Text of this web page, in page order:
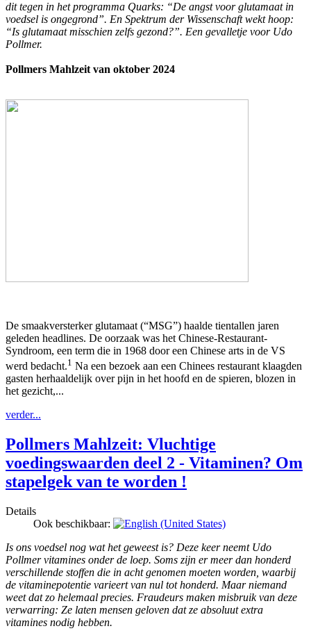
dit tegen in het programma Quarks: “De angst voor glutamaat in
voedsel is ongegrond”. En Spektrum der Wissenschaft wekt hoop:
“Is glutamaat misschien zelfs gezond?”. Een gevalletje voor Udo
Pollmer.
Pollmers Mahlzeit van oktober 2024
De smaakversterker glutamaat (“MSG”) haalde tientallen jaren
geleden headlines. De oorzaak was het Chinese-Restaurant-
Syndroom, een term die in 1968 door een Chinese arts in de VS
werd bedacht.1 Na een bezoek aan een Chinees restaurant klaagden
gasten herhaaldelijk over pijn in het hoofd en de spieren, blozen in
het gezicht,...
verder...
Pollmers Mahlzeit: Vluchtige
voedingswaarden deel 2 - Vitaminen? Om
stapelgek van te worden !
Details
Ook beschikbaar:
Is ons voedsel nog wat het geweest is? Deze keer neemt Udo
Pollmer vitamines onder de loep. Soms zijn er meer dan honderd
verschillende stoffen die in acht genomen moeten worden, waarbij
de vitaminepotentie varieert van nul tot honderd. Maar niemand
weet dat zo helemaal precies. Fraudeurs maken misbruik van deze
verwarring: Ze laten mensen geloven dat ze absoluut extra
vitamines nodig hebben.